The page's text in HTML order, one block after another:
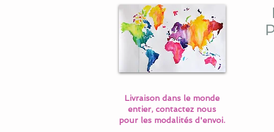
Livraison dans le monde
entier, contactez nous
pour les modalités d'envoi.